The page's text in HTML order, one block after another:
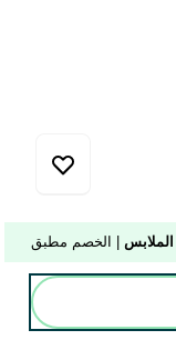
| الخصم مطبق